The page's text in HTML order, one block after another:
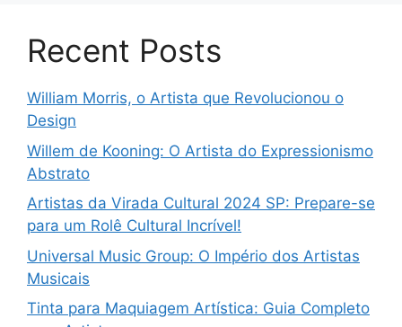
Recent Posts
William Morris, o Artista que Revolucionou o
Design
Willem de Kooning: O Artista do Expressionismo
Abstrato
Artistas da Virada Cultural 2024 SP: Prepare-se
para um Rolê Cultural Incrível!
Universal Music Group: O Império dos Artistas
Musicais
Tinta para Maquiagem Artística: Guia Completo